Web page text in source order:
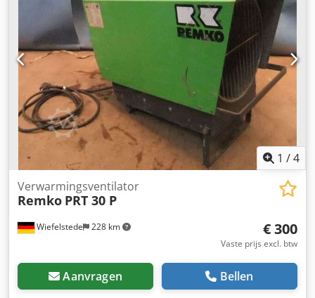
1 /4
Wiefelstede 228 km
Verwarmingsventilator
Remko PRT 30 P
€ 300
Vaste prijs excl. btw
Aanvragen Bellen